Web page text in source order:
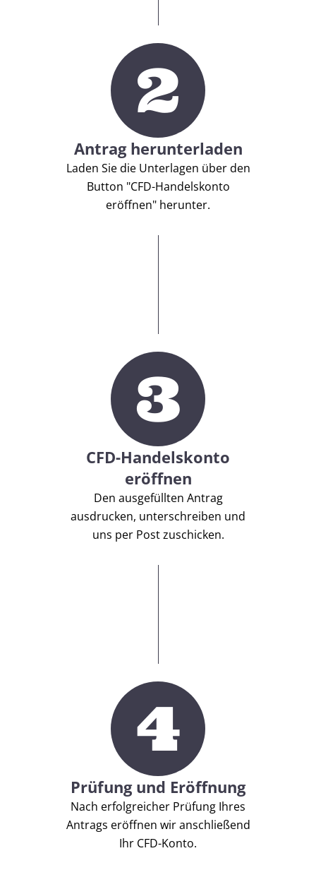
2
Antrag herunterladen
Laden Sie die Unterlagen über den
Button "CFD-Handelskonto
eröffnen" herunter.
3
CFD-Handelskonto
eröffnen
Den ausgefüllten Antrag
ausdrucken, unterschreiben und
uns per Post zuschicken.
4
Prüfung und Eröffnung
Nach erfolgreicher Prüfung Ihres
Antrags eröffnen wir anschließend
Ihr CFD-Konto.